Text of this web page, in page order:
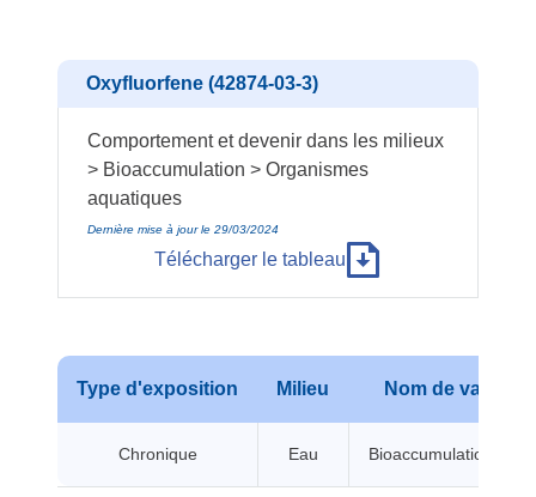
Oxyfluorfene (42874-03-3)
Comportement et devenir dans les milieux
> Bioaccumulation > Organismes
aquatiques
Dernière mise à jour le 29/03/2024
Télécharger le tableau
Type d'exposition Milieu Nom de valeur
Chronique Eau Bioaccumulation BCF